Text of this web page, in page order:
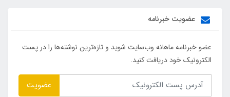
عضویت خبرنامه
عضو خبرنامه ماهانه وب‌سایت شوید و تازه‌ترین نوشته‌ها را در پست
الکترونیک خود دریافت کنید.
عضویت